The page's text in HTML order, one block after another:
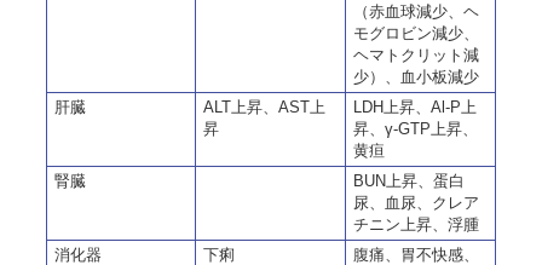
（赤血球減少、ヘ
モグロビン減少、
ヘマトクリット減
少）、血小板減少
肝臓
ALT上昇、AST上
昇
LDH上昇、Al-P上
昇、γ-GTP上昇、
黄疸
腎臓
BUN上昇、蛋白
尿、血尿、クレア
チニン上昇、浮腫
消化器
下痢
腹痛、胃不快感、